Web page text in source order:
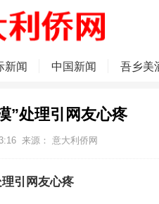
新闻 中国新闻 吾乡美
”处理引网友心疼
来源： 意大利侨网
引网友心疼